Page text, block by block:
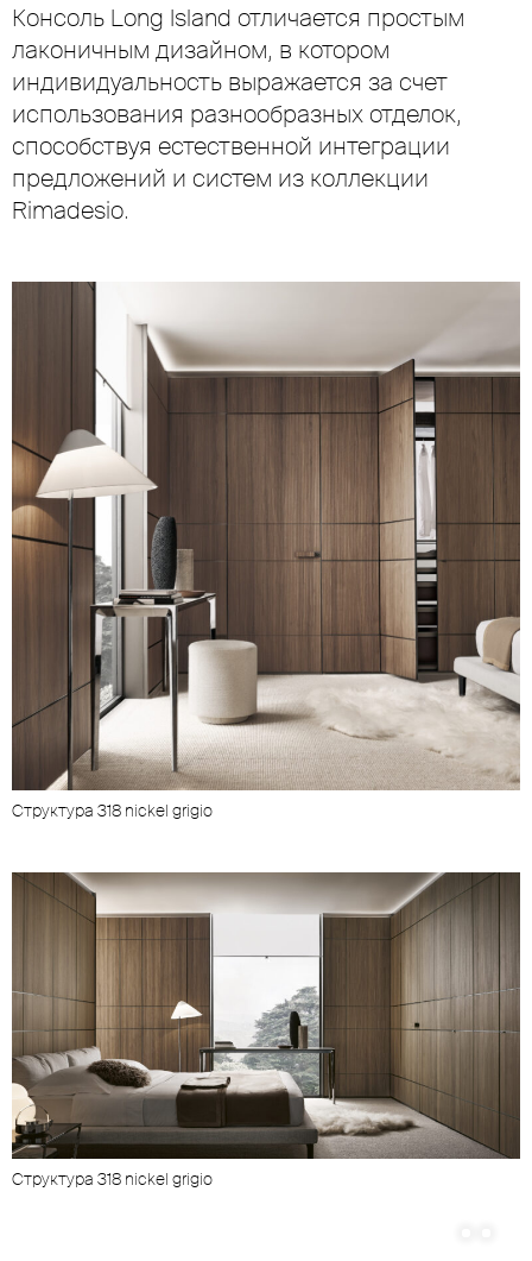
Cтруктура 318 nickel grigio
Консоль Long Island отличается простым
лаконичным дизайном, в котором
индивидуальность выражается за счет
использования разнообразных отделок,
способствуя естественной интеграции
предложений и систем из коллекции
Rimadesio.
Cтруктура 318 nickel grigio